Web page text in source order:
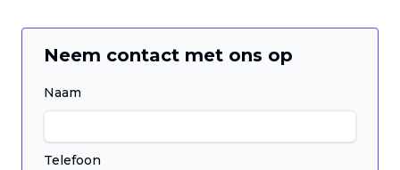
Neem contact met ons op
Naam
Telefoon